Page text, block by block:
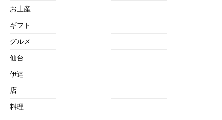
お土産
ギフト
グルメ
仙台
伊達
店
料理